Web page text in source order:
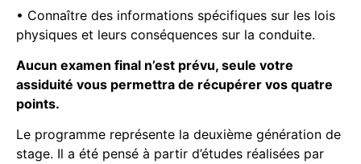
• Connaître des informations spécifiques sur les lois
physiques et leurs conséquences sur la conduite.
Aucun examen final n’est prévu, seule votre
assiduité vous permettra de récupérer vos quatre
points.
Le programme représente la deuxième génération de
stage. Il a été pensé à partir d’études réalisées par